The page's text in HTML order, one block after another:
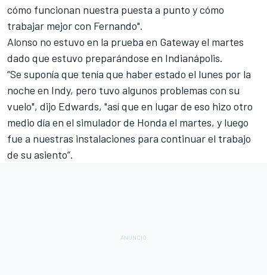
cómo funcionan nuestra puesta a punto y cómo
trabajar mejor con Fernando".
Alonso no estuvo en la prueba en Gateway el martes
dado que estuvo preparándose en Indianápolis.
“Se suponía que tenía que haber estado el lunes por la
noche en Indy, pero tuvo algunos problemas con su
vuelo", dijo Edwards, "así que en lugar de eso hizo otro
medio día en el simulador de Honda el martes, y luego
fue a nuestras instalaciones para continuar el trabajo
de su asiento”.